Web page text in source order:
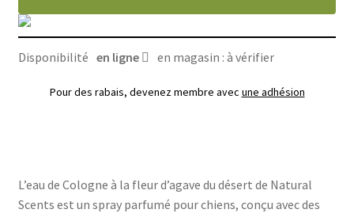
Disponibilité en ligne en magasin : à vérifier
Pour des rabais, devenez membre avec une adhésion
L’eau de Cologne à la fleur d’agave du désert de Natural
Scents est un spray parfumé pour chiens, conçu avec des